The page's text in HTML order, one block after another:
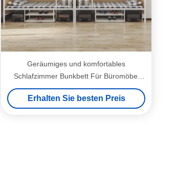
Geräumiges und komfortables
Schlafzimmer Bunkbett Für Büromöbel
Unterstützung Anpassung
Erhalten Sie besten Preis